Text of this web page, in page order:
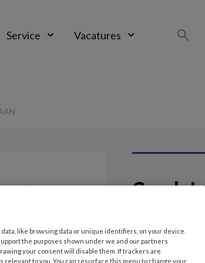
Service Vacatures
Verzorgende
VIVIUM | WEESP
like browsing data or unique identifiers, on your device.
the purposes shown under we and our partners
your consent will disable them. If trackers are
relevant to you. You can resurface this menu to change your